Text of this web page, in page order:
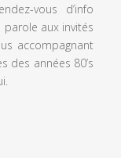
vous d’info
aux invités
accompagnant
des années 80’s